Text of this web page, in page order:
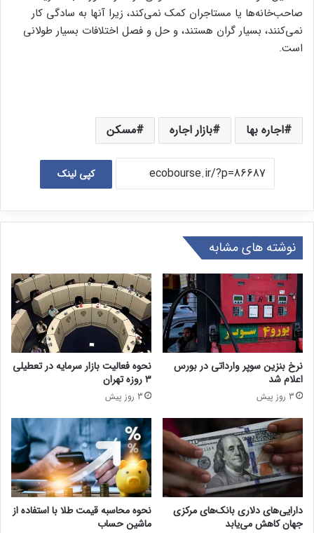
صاحب‌خانه‌‌‌‌ها یا مستاجران کمک نمی‌‌‌‌کند، زیرا آنها به سادگی کار
نمی‌‌‌‌کنند، بسیار گران هستند، و حل و فصل اختلافات بسیار طولانی
است.
اجاره بها بازار اجاره مسکن
کپی لینک
نوشته های مشابه
نرخ بنزین سوپر وارداتی در بورس
اعلام شد
3 روز پیش
نحوه فعالیت بازار سرمایه در تعطیلی
۳ روزه تهران
3 روز پیش
دارایی‌های دلاری بانک‌های مرکزی
جهان کاهش می‌یابد
نحوه محاسبه قیمت طلا با استفاده از
ماشین حساب